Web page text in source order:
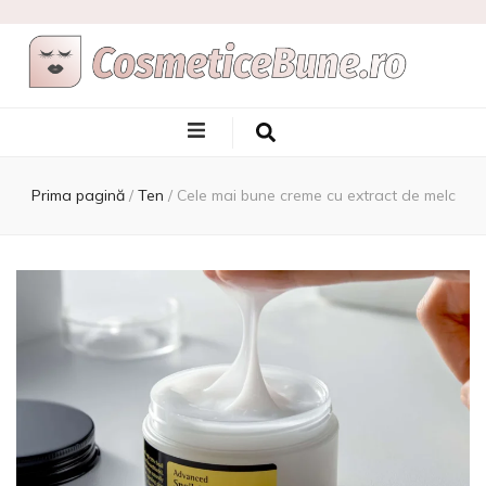
Cele Mai Bune
Produse
Cosmetice
Prima pagină / Ten / Cele mai bune creme cu extract de melc